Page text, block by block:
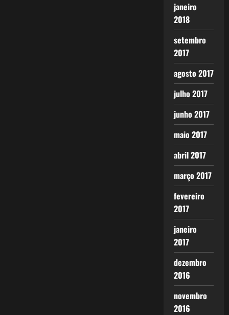
janeiro
2018
setembro
2017
agosto 2017
julho 2017
junho 2017
maio 2017
abril 2017
março 2017
fevereiro
2017
janeiro
2017
dezembro
2016
novembro
2016